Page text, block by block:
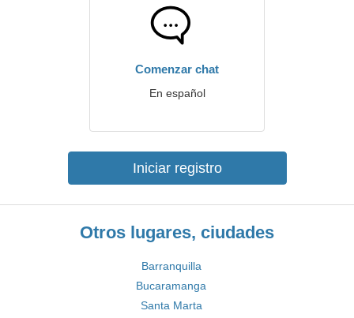
Comenzar chat
En español
Iniciar registro
Otros lugares, ciudades
Barranquilla
Bucaramanga
Santa Marta